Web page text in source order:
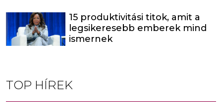
15 produktivitási titok, amit a
legsikeresebb emberek mind
ismernek
TOP HÍREK